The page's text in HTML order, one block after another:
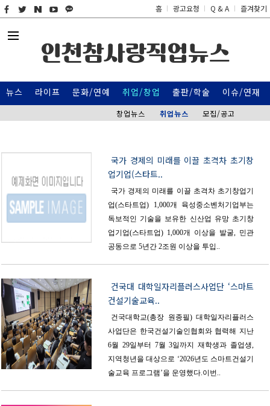
홈 광고요청 Q & A 즐겨찾기
인천참사랑직업뉴스
뉴스 라이프 문화/연예 취업/창업
창업뉴스 취업뉴스 모집/공고
출판/학술 이슈/연재
국가 경제의 미래를 이끌 초격차 초기창
업기업(스타트..
국가 경제의 미래를 이끌 초격차 초기창업기
업(스타트업) 1,000개 육성중소벤처기업부는
독보적인 기술을 보유한 신산업 유망 초기창
업기업(스타트업) 1,000개 이상을 발굴, 민관
공동으로 5년간 2조원 이상을 투입..
건국대 대학일자리플러스사업단 ‘스마트
건설기술교육..
건국대학교(총장 원종필) 대학일자리플러스
사업단은 한국건설기술인협회와 협력해 지난
6월 29일부터 7월 3일까지 재학생과 졸업생,
지역청년을 대상으로 ‘2026년도 스마트건설기
술교육 프로그램’을 운영했다.이번..